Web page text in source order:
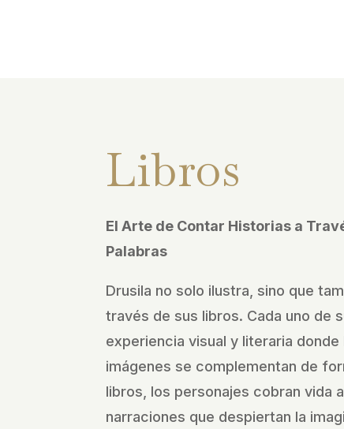
Libros
El Arte de Contar Historias a
Palabras
Drusila no solo ilustra, sino que
través de sus libros. Cada uno de
experiencia visual y literaria donde
imágenes se complementan de
libros, los personajes cobran vida
narraciones que despiertan la